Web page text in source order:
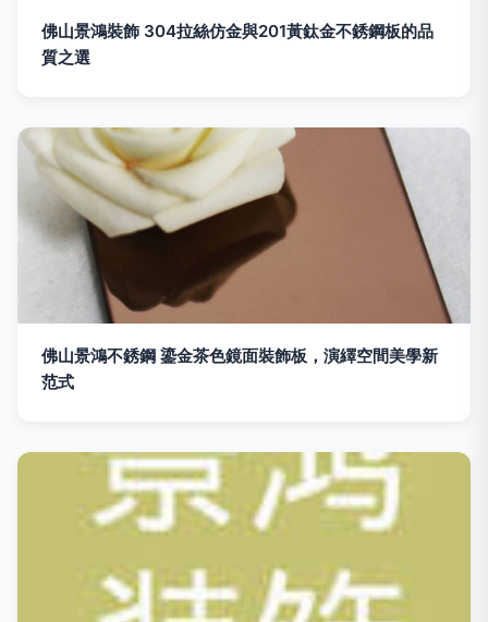
佛山景鴻裝飾 304拉絲仿金與201黃鈦金不銹鋼板的品
質之選
佛山景鴻不銹鋼 鎏金茶色鏡面裝飾板，演繹空間美學新
范式